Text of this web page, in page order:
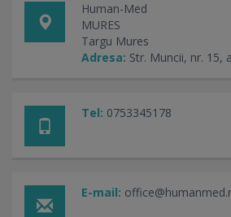
Human-Med
MURES
Targu Mures
Adresa: Str. Muncii, nr. 15,
Tel: 0753345178
E-mail: